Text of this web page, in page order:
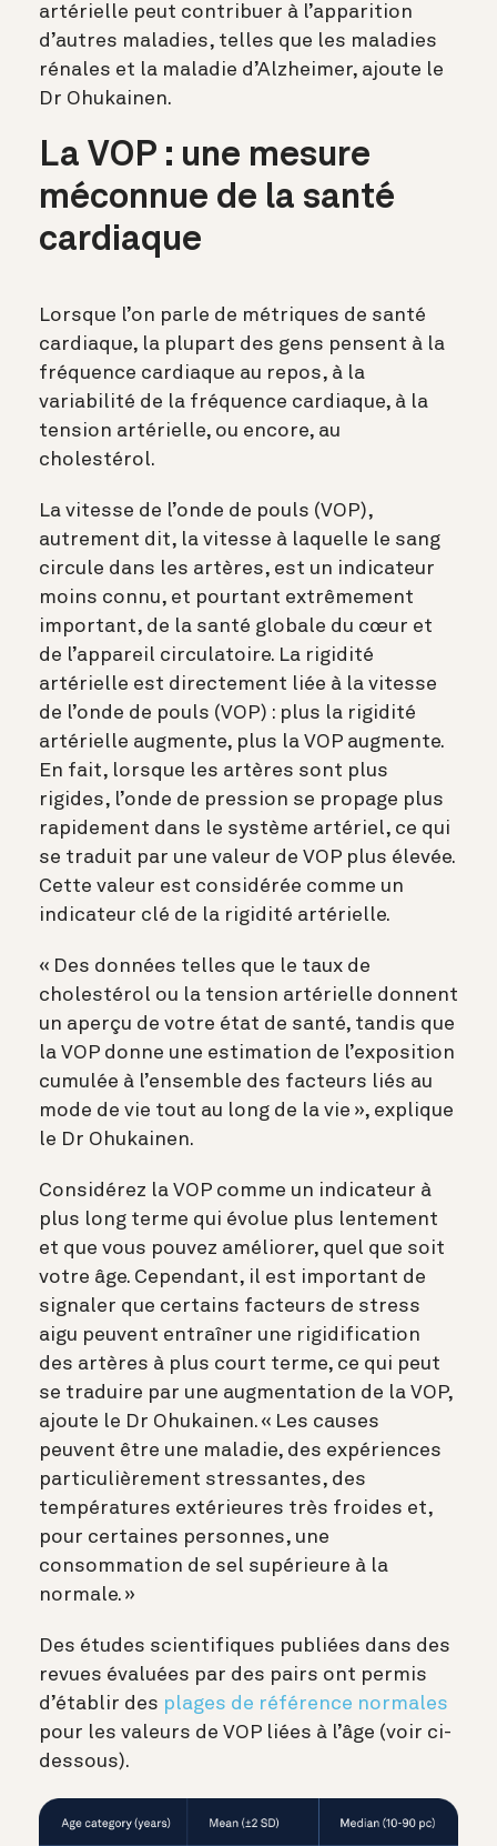
artérielle peut contribuer à l’apparition
d’autres maladies, telles que les maladies
rénales et la maladie d’Alzheimer, ajoute le
Dr Ohukainen.
La VOP : une mesure
méconnue de la santé
cardiaque
Lorsque l’on parle de métriques de santé
cardiaque, la plupart des gens pensent à la
fréquence cardiaque au repos, à la
variabilité de la fréquence cardiaque, à la
tension artérielle, ou encore, au
cholestérol.
La vitesse de l’onde de pouls (VOP),
autrement dit, la vitesse à laquelle le sang
circule dans les artères, est un indicateur
moins connu, et pourtant extrêmement
important, de la santé globale du cœur et
de l’appareil circulatoire. La rigidité
artérielle est directement liée à la vitesse
de l’onde de pouls (VOP) : plus la rigidité
artérielle augmente, plus la VOP augmente.
En fait, lorsque les artères sont plus
rigides, l’onde de pression se propage plus
rapidement dans le système artériel, ce qui
se traduit par une valeur de VOP plus élevée.
Cette valeur est considérée comme un
indicateur clé de la rigidité artérielle.
« Des données telles que le taux de
cholestérol ou la tension artérielle donnent
un aperçu de votre état de santé, tandis que
la VOP donne une estimation de l’exposition
cumulée à l’ensemble des facteurs liés au
mode de vie tout au long de la vie », explique
le Dr Ohukainen.
Considérez la VOP comme un indicateur à
plus long terme qui évolue plus lentement
et que vous pouvez améliorer, quel que soit
votre âge. Cependant, il est important de
signaler que certains facteurs de stress
aigu peuvent entraîner une rigidification
des artères à plus court terme, ce qui peut
se traduire par une augmentation de la VOP,
ajoute le Dr Ohukainen. « Les causes
peuvent être une maladie, des expériences
particulièrement stressantes, des
températures extérieures très froides et,
pour certaines personnes, une
consommation de sel supérieure à la
normale. »
Des études scientifiques publiées dans des
revues évaluées par des pairs ont permis
d’établir des plages de référence normales
pour les valeurs de VOP liées à l’âge (voir ci-
dessous).